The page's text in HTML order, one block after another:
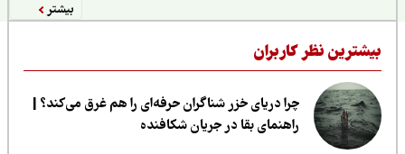
نظر کاربران
چرا دریای خزر شناگران حرفه‌ای را هم غرق می‌کند؟ |
راهنمای بقا در جریان شکافنده